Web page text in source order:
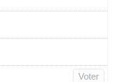
Voter